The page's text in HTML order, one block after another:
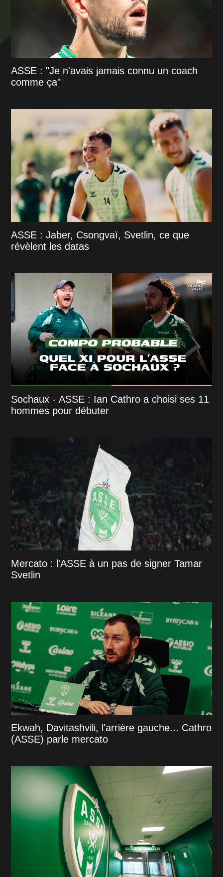
ASSE : "Je n'avais jamais connu un coach
comme ça"
ASSE : Jaber, Csongvaï, Svetlin, ce que
révèlent les datas
Sochaux - ASSE : Ian Cathro a choisi ses 11
hommes pour débuter
Mercato : l'ASSE à un pas de signer Tamar
Svetlin
Ekwah, Davitashvili, l'arrière gauche... Cathro
(ASSE) parle mercato